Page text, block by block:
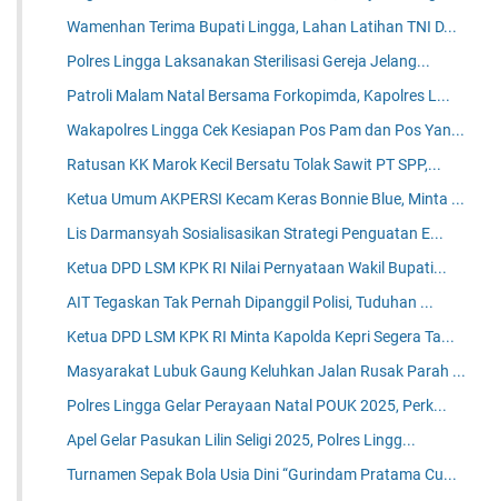
Wamenhan Terima Bupati Lingga, Lahan Latihan TNI D...
Polres Lingga Laksanakan Sterilisasi Gereja Jelang...
Patroli Malam Natal Bersama Forkopimda, Kapolres L...
Wakapolres Lingga Cek Kesiapan Pos Pam dan Pos Yan...
Ratusan KK Marok Kecil Bersatu Tolak Sawit PT SPP,...
Ketua Umum AKPERSI Kecam Keras Bonnie Blue, Minta ...
Lis Darmansyah Sosialisasikan Strategi Penguatan E...
Ketua DPD LSM KPK RI Nilai Pernyataan Wakil Bupati...
AIT Tegaskan Tak Pernah Dipanggil Polisi, Tuduhan ...
Ketua DPD LSM KPK RI Minta Kapolda Kepri Segera Ta...
Masyarakat Lubuk Gaung Keluhkan Jalan Rusak Parah ...
Polres Lingga Gelar Perayaan Natal POUK 2025, Perk...
Apel Gelar Pasukan Lilin Seligi 2025, Polres Lingg...
Turnamen Sepak Bola Usia Dini “Gurindam Pratama Cu...